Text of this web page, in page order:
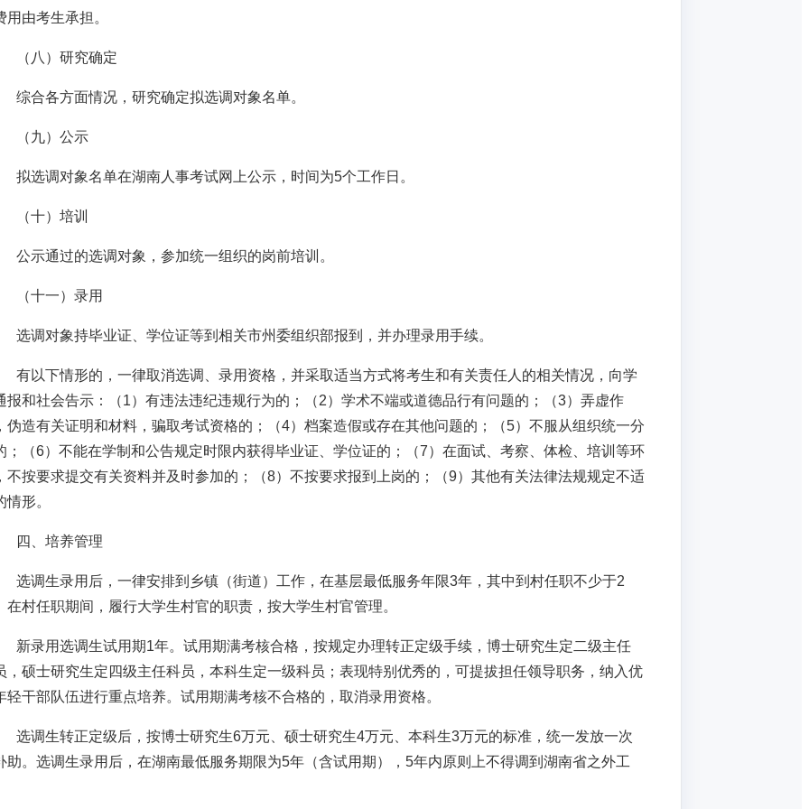
用由考生承担。
（八）研究确定
综合各方面情况，研究确定拟选调对象名单。
（九）公示
拟选调对象名单在湖南人事考试网上公示，时间为5个工作日。
（十）培训
公示通过的选调对象，参加统一组织的岗前培训。
（十一）录用
选调对象持毕业证、学位证等到相关市州委组织部报到，并办理录用手续。
有以下情形的，一律取消选调、录用资格，并采取适当方式将考生和有关责任人的相关情况，向学
报和社会告示：（1）有违法违纪违规行为的；（2）学术不端或道德品行有问题的；（3）弄虚作
伪造有关证明和材料，骗取考试资格的；（4）档案造假或存在其他问题的；（5）不服从组织统一分
；（6）不能在学制和公告规定时限内获得毕业证、学位证的；（7）在面试、考察、体检、培训等环
不按要求提交有关资料并及时参加的；（8）不按要求报到上岗的；（9）其他有关法律法规规定不适
情形。
四、培养管理
选调生录用后，一律安排到乡镇（街道）工作，在基层最低服务年限3年，其中到村任职不少于2
在村任职期间，履行大学生村官的职责，按大学生村官管理。
新录用选调生试用期1年。试用期满考核合格，按规定办理转正定级手续，博士研究生定二级主任
，硕士研究生定四级主任科员，本科生定一级科员；表现特别优秀的，可提拔担任领导职务，纳入优
轻干部队伍进行重点培养。试用期满考核不合格的，取消录用资格。
选调生转正定级后，按博士研究生6万元、硕士研究生4万元、本科生3万元的标准，统一发放一次
助。选调生录用后，在湖南最低服务期限为5年（含试用期），5年内原则上不得调到湖南省之外工